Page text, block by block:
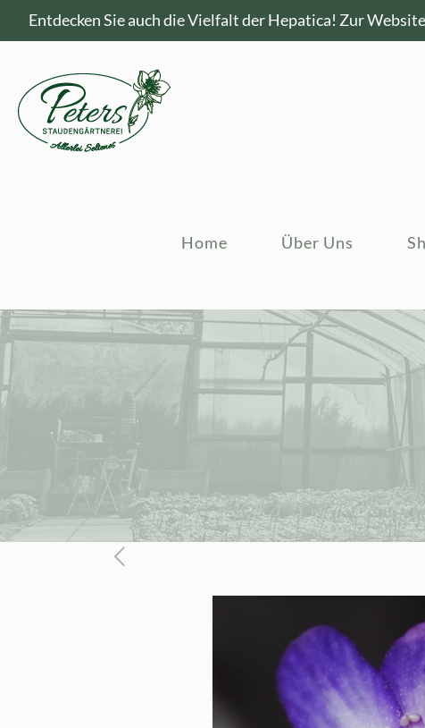
Entdecken Sie auch die Vielfalt der Hepatica! Zur
Home Über Uns